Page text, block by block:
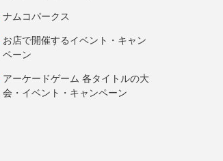
ナムコパークス
お店で開催するイベント・キャン
ペーン
アーケードゲーム 各タイトルの大
会・イベント・キャンペーン